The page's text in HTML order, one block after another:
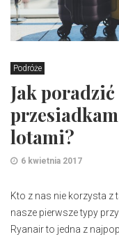
Podróże
Jak
lotami?
6 kwietnia 2017
Kto z nas nie korzysta z
nasze pierwsze typy
Ryanair to jedna z